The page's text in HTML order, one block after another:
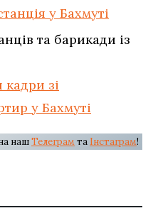
у Бахмуті
та барикади із
зі
у Бахмуті
нашТелеграм та Інстаграм!